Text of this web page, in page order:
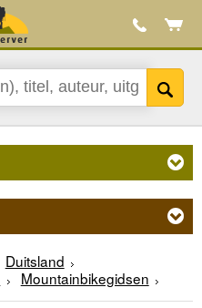
Duitsland
Mountainbikegidsen